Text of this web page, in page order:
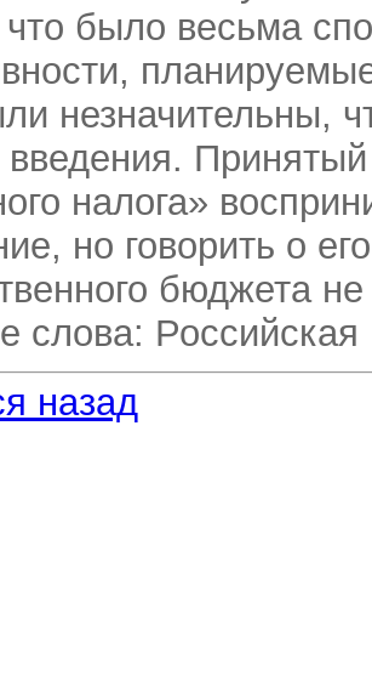
было весьма
незначительны,
налога»
но говорить о
бюджета
слова:
назад